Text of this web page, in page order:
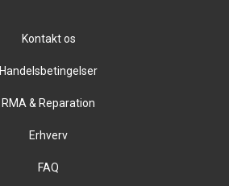
Kontakt os
Handelsbetingelser
RMA & Reparation
Erhverv
FAQ